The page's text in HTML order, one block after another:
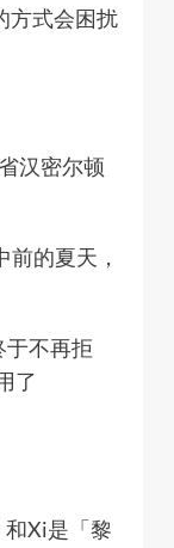
方式会困扰
汉密尔顿
的夏天，
不再拒
了
Xi是「黎